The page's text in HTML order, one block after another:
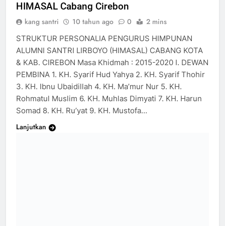
HIMASAL Cabang Cirebon
kang santri 10 tahun ago 0 2 mins
STRUKTUR PERSONALIA PENGURUS HIMPUNAN
ALUMNI SANTRI LIRBOYO (HIMASAL) CABANG KOTA
& KAB. CIREBON Masa Khidmah : 2015-2020 I. DEWAN
PEMBINA 1. KH. Syarif Hud Yahya 2. KH. Syarif Thohir
3. KH. Ibnu Ubaidillah 4. KH. Ma’mur Nur 5. KH.
Rohmatul Muslim 6. KH. Muhlas Dimyati 7. KH. Harun
Somad 8. KH. Ru’yat 9. KH. Mustofa…
Lanjutkan